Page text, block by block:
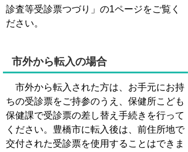
診査等受診票つづり」の1ページをご覧く
ださい。
市外から転入の場合
市外から転入された方は、お手元にお持
ちの受診票をご持参のうえ、保健所こども
保健課で受診票の差し替え手続きを行って
ください。豊橋市に転入後は、前住所地で
交付された受診票を使用することはできま